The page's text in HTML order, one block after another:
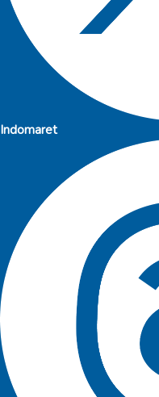
Indomaret